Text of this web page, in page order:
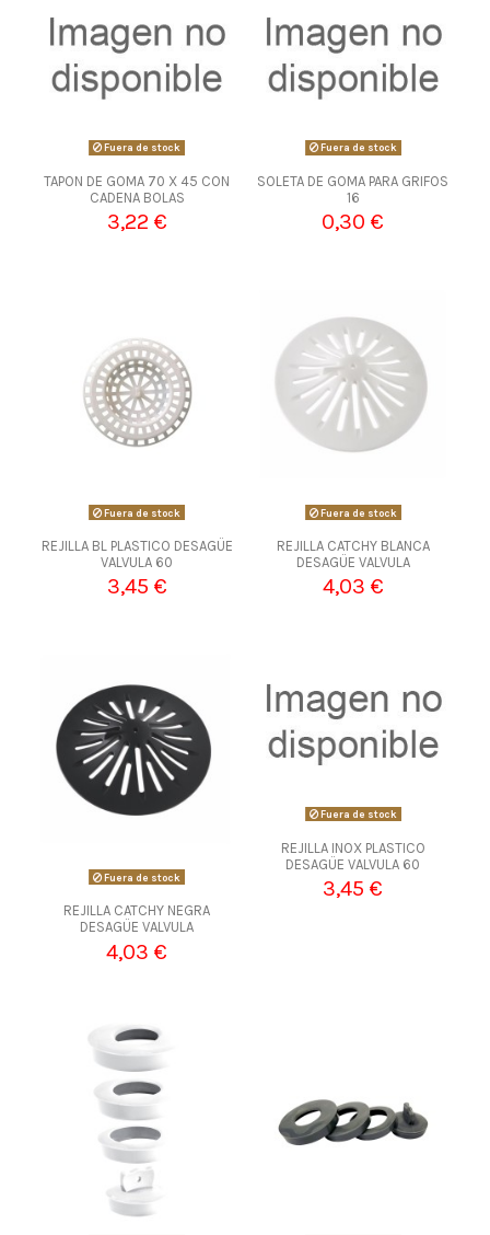
Fuera de stock
TAPON DE GOMA 70 X 45 CON
CADENA BOLAS
3,22 €
Fuera de stock
SOLETA DE GOMA PARA GRIFOS
16
0,30 €
Fuera de stock
REJILLA BL PLASTICO DESAGÜE
VALVULA 60
3,45 €
Fuera de stock
REJILLA CATCHY BLANCA
DESAGÜE VALVULA
4,03 €
Fuera de stock
REJILLA CATCHY NEGRA
DESAGÜE VALVULA
4,03 €
Fuera de stock
REJILLA INOX PLASTICO
DESAGÜE VALVULA 60
3,45 €